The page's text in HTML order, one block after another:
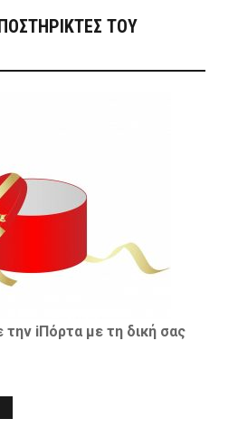
ΤΟΥ
την iΠόρτα με τη δική σας